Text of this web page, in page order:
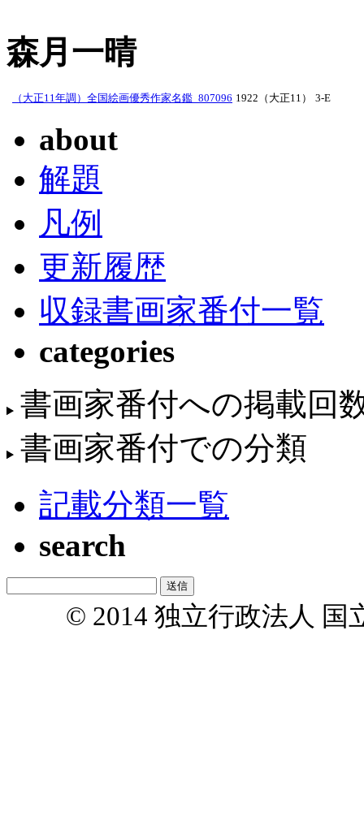
森月一晴
（大正11年調）全国絵画優秀作家名鑑_807096 1922（大正11） 3-E
about
解題
凡例
更新履歴
収録書画家番付一覧
categories
書画家番付への掲載回
書画家番付での分類
記載分類一覧
search
© 2014 独立行政法人 国